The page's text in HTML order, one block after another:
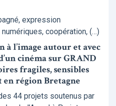
expression
coopération, (…)
l’image autour et avec
cinéma sur GRAND
fragiles, sensibles
région Bretagne
44 projets soutenus par